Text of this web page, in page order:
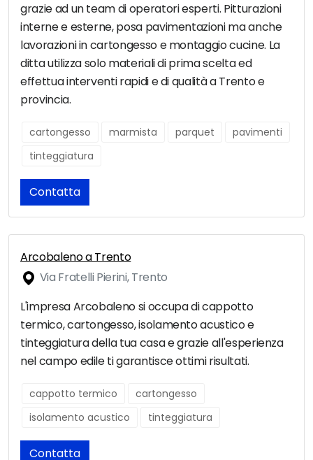
grazie ad un team di operatori esperti. Pitturazioni
interne e esterne, posa pavimentazioni ma anche
lavorazioni in cartongesso e montaggio cucine. La
ditta utilizza solo materiali di prima scelta ed
effettua interventi rapidi e di qualità a Trento e
provincia.
cartongesso marmista parquet
pavimenti
tinteggiatura
Contatta
Arcobaleno a Trento
Via Fratelli Pierini, Trento
L'impresa Arcobaleno si occupa di cappotto
termico, cartongesso, isolamento acustico e
tinteggiatura della tua casa e grazie all'esperienza
nel campo edile ti garantisce ottimi risultati.
cappotto termico
cartongesso
isolamento acustico
tinteggiatura
Contatta